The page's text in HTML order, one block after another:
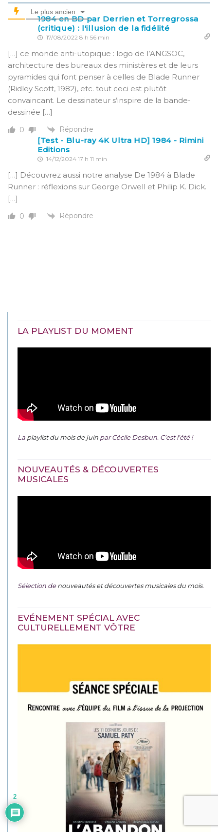
Le plus ancien
1984 en BD par Derrien et Torregrossa
(critique) : l'illusion de la fidélité
17/08/2022 8 h 56 min
[…] ce monde anti-utopique : logo de l’ANGSOC,
architecture des bureaux des ministères et de leurs
pyramides qui font penser à celles de Blade Runner
(Ridley Scott, 1982), etc. tout ceci est plutôt
convaincant. Le dessinateur s’inspire de la bande-
dessinée […]
0 Répondre
[Test - Blu-ray 4K Ultra HD] 1984 - Rimini
Editions
14/12/2024 17 h 11 min
[…] Découvrez aussi notre analyse De 1984 à Blade
Runner : réflexions sur George Orwell et Philip K. Dick.
[…]
0 Répondre
LA PLAYLIST DU MOMENT
La playlist du mois de juin par Cécile Desbun. C’est l’été !
NOUVEAUTÉS & DÉCOUVERTES
MUSICALES
Sélection denouveautés et découvertes musicales du mois.
EVÉNEMENT SPÉCIAL AVEC
CULTURELLEMENT VÔTRE
2